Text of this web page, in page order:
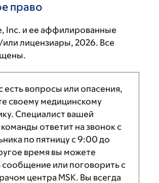
право
Inc. и ее аффилированные
лицензиары, 2026. Все
есть вопросы или опасения,
своему медицинскому
Специалист вашей
ответит на звонок с
по пятницу с9:00 до
время вы можете
сообщение или поговорить с
центра MSK. Вы всегда